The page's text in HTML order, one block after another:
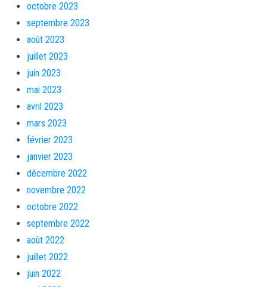
octobre 2023
septembre 2023
août 2023
juillet 2023
juin 2023
mai 2023
avril 2023
mars 2023
février 2023
janvier 2023
décembre 2022
novembre 2022
octobre 2022
septembre 2022
août 2022
juillet 2022
juin 2022